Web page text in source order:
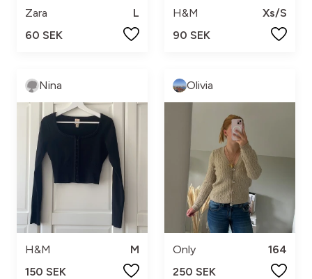
Zara
L
60 SEK
H&M
Xs/S
90 SEK
Nina
H&M
M
150 SEK
Olivia
Only
164
250 SEK